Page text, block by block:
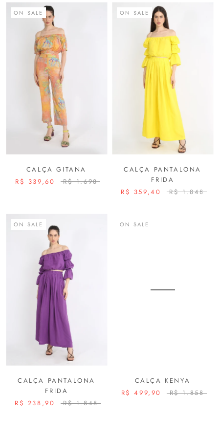
ON SALE
CALÇA GITANA
R$ 339,60
R$ 1.698
ON SALE
CALÇA PANTALONA
FRIDA
R$ 359,40
R$ 1.848
ON SALE
CALÇA PANTALONA
FRIDA
R$ 238,90
R$ 1.848
ON SALE
CALÇA KENYA
R$ 499,90
R$ 1.858